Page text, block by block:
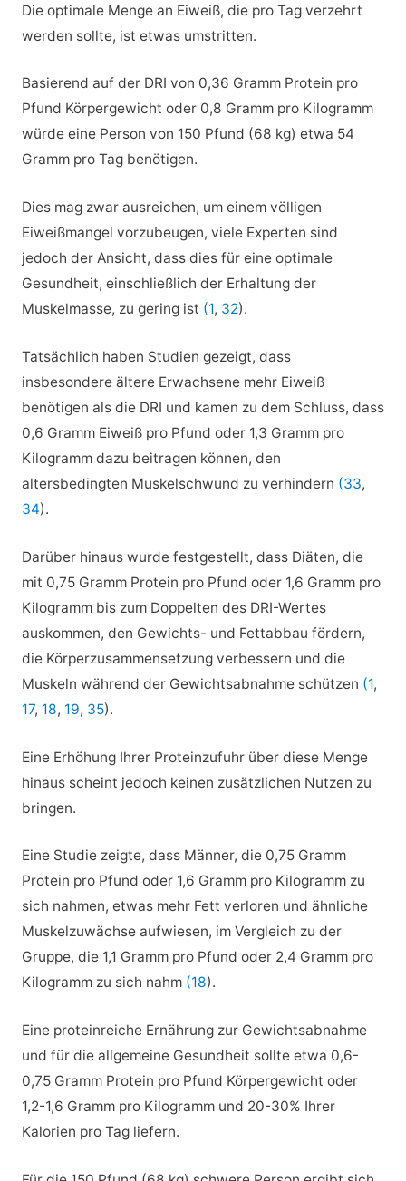
Die optimale Menge an Eiweiß, die pro Tag verzehrt
werden sollte, ist etwas umstritten.
Basierend auf der DRI von 0,36 Gramm Protein pro
Pfund Körpergewicht oder 0,8 Gramm pro Kilogramm
würde eine Person von 150 Pfund (68 kg) etwa 54
Gramm pro Tag benötigen.
Dies mag zwar ausreichen, um einem völligen
Eiweißmangel vorzubeugen, viele Experten sind
jedoch der Ansicht, dass dies für eine optimale
Gesundheit, einschließlich der Erhaltung der
Muskelmasse, zu gering ist (1, 32).
Tatsächlich haben Studien gezeigt, dass
insbesondere ältere Erwachsene mehr Eiweiß
benötigen als die DRI und kamen zu dem Schluss, dass
0,6 Gramm Eiweiß pro Pfund oder 1,3 Gramm pro
Kilogramm dazu beitragen können, den
altersbedingten Muskelschwund zu verhindern (33,
34).
Darüber hinaus wurde festgestellt, dass Diäten, die
mit 0,75 Gramm Protein pro Pfund oder 1,6 Gramm pro
Kilogramm bis zum Doppelten des DRI-Wertes
auskommen, den Gewichts- und Fettabbau fördern,
die Körperzusammensetzung verbessern und die
Muskeln während der Gewichtsabnahme schützen (1,
17, 18, 19, 35).
Eine Erhöhung Ihrer Proteinzufuhr über diese Menge
hinaus scheint jedoch keinen zusätzlichen Nutzen zu
bringen.
Eine Studie zeigte, dass Männer, die 0,75 Gramm
Protein pro Pfund oder 1,6 Gramm pro Kilogramm zu
sich nahmen, etwas mehr Fett verloren und ähnliche
Muskelzuwächse aufwiesen, im Vergleich zu der
Gruppe, die 1,1 Gramm pro Pfund oder 2,4 Gramm pro
Kilogramm zu sich nahm(18).
Eine proteinreiche Ernährung zur Gewichtsabnahme
und für die allgemeine Gesundheit sollte etwa 0,6-
0,75 Gramm Protein pro Pfund Körpergewicht oder
1,2-1,6 Gramm pro Kilogramm und 20-30% Ihrer
Kalorien pro Tag liefern.